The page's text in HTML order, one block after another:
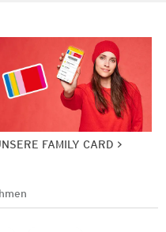
FAMILY CARD